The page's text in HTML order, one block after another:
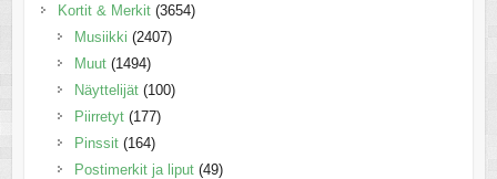
Kortit & Merkit (3654)
Musiikki (2407)
Muut (1494)
Näyttelijät (100)
Piirretyt (177)
Pinssit (164)
Postimerkit ja liput (49)